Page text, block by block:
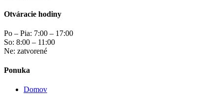
Otváracie hodiny
Po – Pia: 7:00 – 17:00
So: 8:00 – 11:00
Ne: zatvorené
Ponuka
Domov